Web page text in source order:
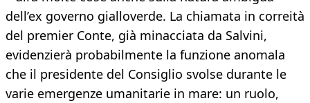
dell’ex governo gialloverde. La chiamata in correità
del premier Conte, già minacciata da Salvini,
evidenzierà probabilmente la funzione anomala
che il presidente del Consiglio svolse durante le
varie emergenze umanitarie in mare: un ruolo,